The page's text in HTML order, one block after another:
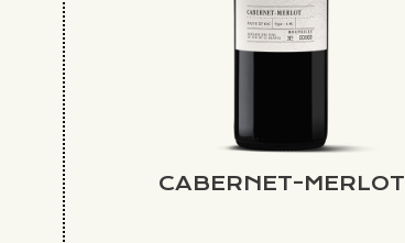
CABERNET-MERLOT